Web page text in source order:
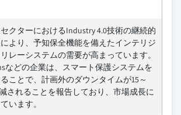
クターにおけるIndustry 4.0技術の継続的
より、予知保全機能を備えたインテリジ
レーシステムの需要が高まっています。
などの企業は、スマート保護システムを
ことで、計画外のダウンタイムが15～
されることを報告しており、市場成長に
います。